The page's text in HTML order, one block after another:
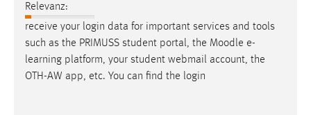
Relevanz:
receive your login data for important services and tools
such as the PRIMUSS student portal, the Moodle e-
learning platform, your student webmail account, the
OTH-AW app, etc. You can find the login